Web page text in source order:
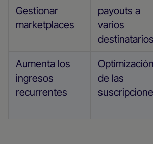
Gestionar
marketplaces
payouts a
varios
destinatarios
Aumenta los
ingresos
recurrentes
Optimización
de las